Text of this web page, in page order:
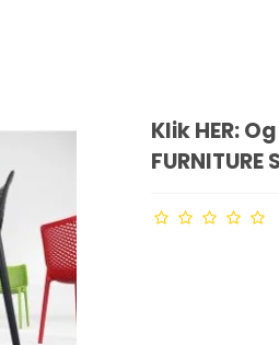
Klik HER:
FURNITURE